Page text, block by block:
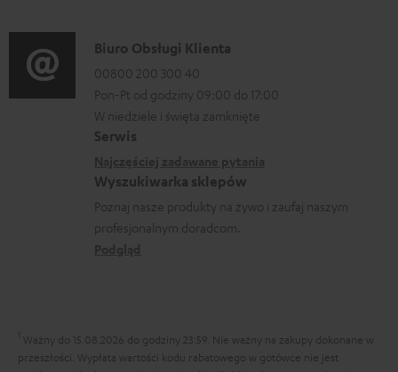
c
j
e
o
y
s
y
o
r
m
a
c
j
e
d
c
z
D
a
n
e
o
n
t
o
Biuro Obsługi Klienta
00800 200 300 40
Pon-Pt od godziny 09:00 do 17:00
W niedziele i święta zamknięte
Serwis
Wyszukiwarka sklepów
Poznaj nasze produkty na żywo i zaufaj naszym
profesjonalnym doradcom.
1 Ważny do 15.08.2026 do godziny 23:59. Nie ważny na zakupy dokonane w
przeszłości. Wypłata wartości kodu rabatowego w gotówce nie jest